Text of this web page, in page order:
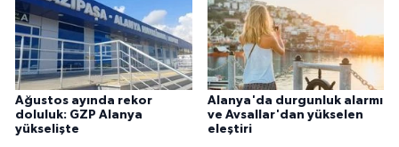
Ağustos ayında rekor
doluluk: GZP Alanya
yükselişte
Alanya'da durgunluk alarmı
ve Avsallar'dan yükselen
eleştiri